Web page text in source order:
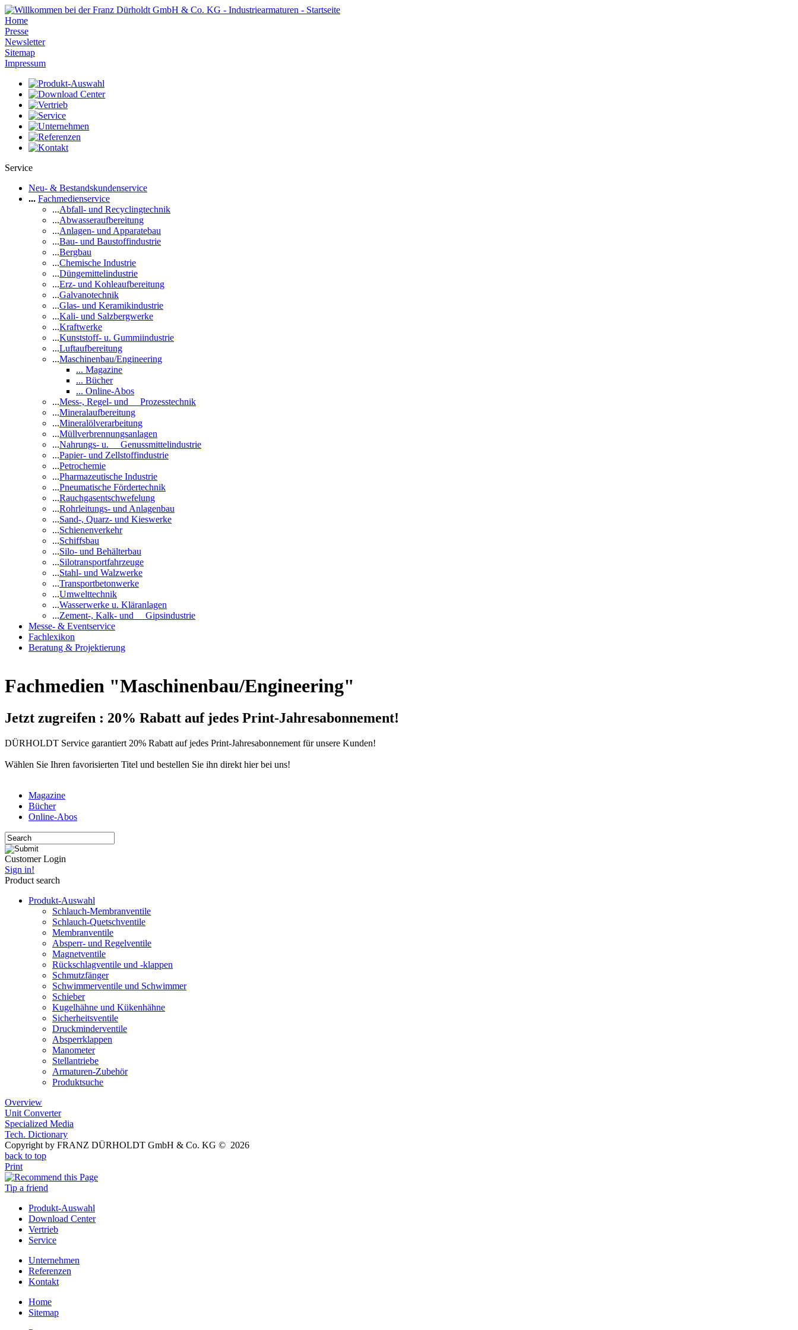
Home
Presse
Newsletter
Sitemap
Impressum
Service
Neu- & Bestandskundenservice
... Fachmedienservice
...Abfall- und Recyclingtechnik
...Abwasseraufbereitung
...Anlagen- und Apparatebau
...Bau- und Baustoffindustrie
...Bergbau
...Chemische Industrie
...Düngemittelindustrie
...Erz- und Kohleaufbereitung
...Galvanotechnik
...Glas- und Keramikindustrie
...Kali- und Salzbergwerke
...Kraftwerke
...Kunststoff- u. Gummiindustrie
...Luftaufbereitung
...Maschinenbau/Engineering
... Magazine
... Bücher
... Online-Abos
...Mess-, Regel- und Prozesstechnik
...Mineralaufbereitung
...Mineralölverarbeitung
...Müllverbrennungsanlagen
...Nahrungs- u. Genussmittelindustrie
...Papier- und Zellstoffindustrie
...Petrochemie
...Pharmazeutische Industrie
...Pneumatische Fördertechnik
...Rauchgasentschwefelung
...Rohrleitungs- und Anlagenbau
...Sand-, Quarz- und Kieswerke
...Schienenverkehr
...Schiffsbau
...Silo- und Behälterbau
...Silotransportfahrzeuge
...Stahl- und Walzwerke
...Transportbetonwerke
...Umwelttechnik
...Wasserwerke u. Kläranlagen
...Zement-, Kalk- und Gipsindustrie
Messe- & Eventservice
Fachlexikon
Beratung & Projektierung
Fachmedien "Maschinenbau/Engineering"
Jetzt zugreifen : 20% Rabatt auf jedes Print-Jahresabonnement!
DÜRHOLDT Service garantiert 20% Rabatt auf jedes Print-Jahresabonnement für unsere Kunden!
Wählen Sie Ihren favorisierten Titel und bestellen Sie ihn direkt hier bei uns!
Magazine
Bücher
Online-Abos
Customer Login
Sign in!
Product search
Produkt-Auswahl
Schlauch-Membranventile
Schlauch-Quetschventile
Membranventile
Absperr- und Regelventile
Magnetventile
Rückschlagventile und -klappen
Schmutzfänger
Schwimmerventile und Schwimmer
Schieber
Kugelhähne und Kükenhähne
Sicherheitsventile
Druckminderventile
Absperrklappen
Manometer
Stellantriebe
Armaturen-Zubehör
Produktsuche
Overview
Unit Converter
Specialized Media
Tech. Dictionary
Copyright by FRANZ DÜRHOLDT GmbH & Co. KG © 2026
back to top
Print
Tip a friend
Produkt-Auswahl
Download Center
Vertrieb
Service
Unternehmen
Referenzen
Kontakt
Home
Sitemap